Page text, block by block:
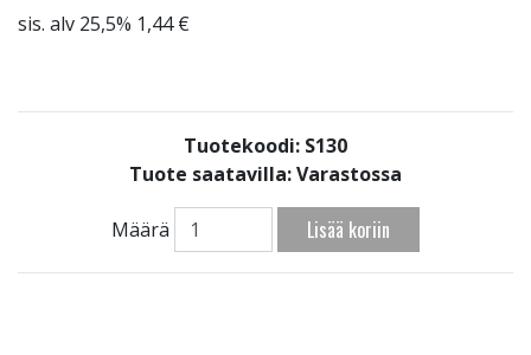
sis. alv 25,5% 1,44 €
Tuotekoodi: S130
Tuote saatavilla:Varastossa
Määrä Lisää koriin